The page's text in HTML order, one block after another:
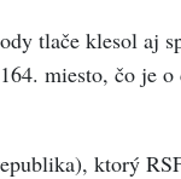
tlače klesol aj
miesto, čo je
ktorý